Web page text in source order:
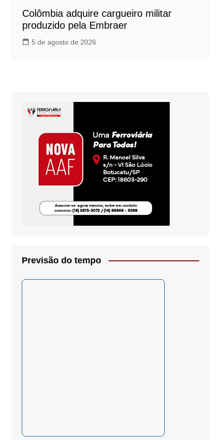
Colômbia adquire cargueiro militar
produzido pela Embraer
5 de agosto de 2026
Previsão do tempo